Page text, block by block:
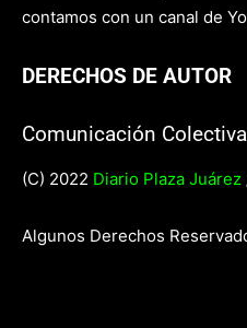
contamos con un canal de
DERECHOS DE AUTOR
Comunicación
(C) 2022 Diario Plaza Juárez
Algunos Derechos